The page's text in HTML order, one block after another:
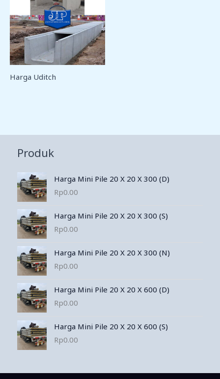
Harga Uditch
Produk
Harga Mini Pile 20 X 20 X 300 (D)
Rp0.00
Harga Mini Pile 20 X 20 X 300 (S)
Rp0.00
Harga Mini Pile 20 X 20 X 300 (N)
Rp0.00
Harga Mini Pile 20 X 20 X 600 (D)
Rp0.00
Harga Mini Pile 20 X 20 X 600 (S)
Rp0.00